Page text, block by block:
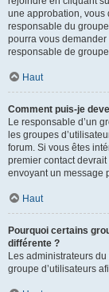
une approbation, vous
responsable du
pourra vous
responsable de
Haut
Comment puis-je
Le responsable d’un
les groupes
forum. Si vous êtes
premier contact
envoyant un message
Haut
Pourquoi certains
différente ?
Les administrateurs
groupe d’utilisateurs